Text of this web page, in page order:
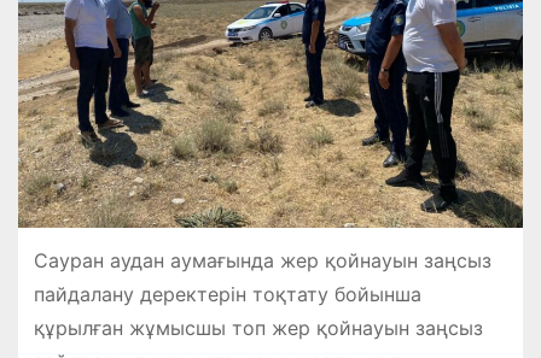
Сауран аудан аумағында жер қойнауын заңсыз
пайдалану деректерін тоқтату бойынша
құрылған жұмысшы топ жер қойнауын заңсыз